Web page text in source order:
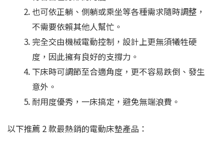
也可依正躺、側躺或乘坐等各種需求隨時調整，
不需要依賴其他人幫忙。
完全交由機械電動控制，設計上更無須犧牲硬
度，因此擁有良好的支撐力。
下床時可調節至合適角度，更不容易跌倒、發生
意外。
耐用度優秀，一床搞定，避免無端浪費。
以下推薦 2 款最熱銷的電動床墊產品：